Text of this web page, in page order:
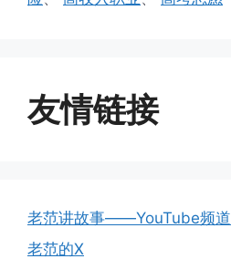
友情链接
老范讲故事——YouTube频道
老范的X